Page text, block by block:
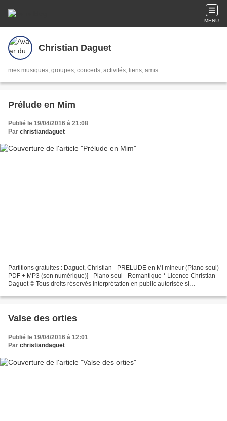
MENU
Christian Daguet
mes musiques, groupes, concerts, activités, liens, amis...
Prélude en Mim
Publié le 19/04/2016 à 21:08
Par christiandaguet
Partitions gratuites : Daguet, Christian - PRELUDE en MI mineur (Piano seul)
PDF + MP3 (son numérique)] - Piano seul - Romantique * Licence Christian
Daguet © Tous droits réservés Interprétation en public autorisée si
Valse des orties
Publié le 19/04/2016 à 12:01
Par christiandaguet